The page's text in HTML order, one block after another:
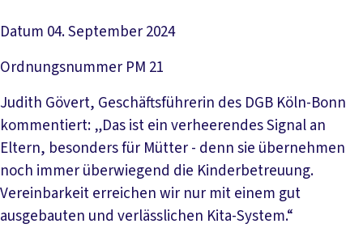
Datum 04. September 2024
Ordnungsnummer PM 21
Judith Gövert, Geschäftsführerin des DGB Köln-Bonn
kommentiert: „Das ist ein verheerendes Signal an
Eltern, besonders für Mütter - denn sie übernehmen
noch immer überwiegend die Kinderbetreuung.
Vereinbarkeit erreichen wir nur mit einem gut
ausgebauten und verlässlichen Kita-System.“